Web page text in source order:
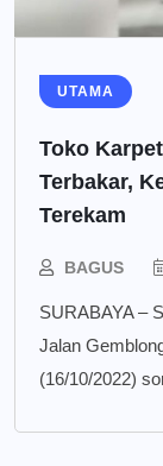
UTAMA
Toko
Terbakar,
Terekam
BAGUS
SURABAYA –
Jalan
(16/10/2022)